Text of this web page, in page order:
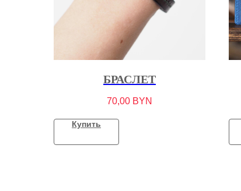
БРАСЛЕТ
70,00 BYN
Купить